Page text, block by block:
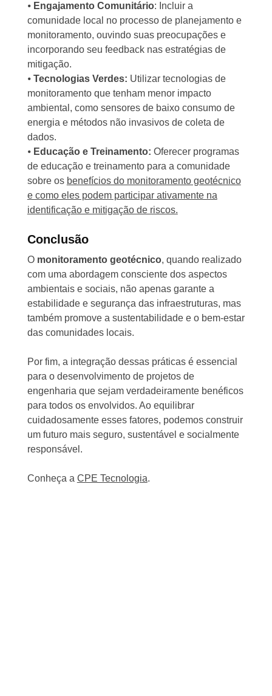
⦁ Engajamento Comunitário: Incluir a
comunidade local no processo de planejamento e
monitoramento, ouvindo suas preocupações e
incorporando seu feedback nas estratégias de
mitigação.
⦁ Tecnologias Verdes: Utilizar tecnologias de
monitoramento que tenham menor impacto
ambiental, como sensores de baixo consumo de
energia e métodos não invasivos de coleta de
dados.
⦁ Educação e Treinamento: Oferecer programas
de educação e treinamento para a comunidade
sobre os benefícios do monitoramento geotécnico
e como eles podem participar ativamente na
identificação e mitigação de riscos.
Conclusão
Omonitoramento geotécnico, quando realizado
com uma abordagem consciente dos aspectos
ambientais e sociais, não apenas garante a
estabilidade e segurança das infraestruturas, mas
também promove a sustentabilidade e o bem-estar
das comunidades locais.
Por fim, a integração dessas práticas é essencial
para o desenvolvimento de projetos de
engenharia que sejam verdadeiramente benéficos
para todos os envolvidos. Ao equilibrar
cuidadosamente esses fatores, podemos construir
um futuro mais seguro, sustentável e socialmente
responsável.
Conheça a CPE Tecnologia.